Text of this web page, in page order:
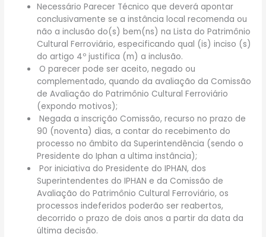
Necessário Parecer Técnico que deverá apontar
conclusivamente se a instância local recomenda ou
não a inclusão do(s) bem(ns) na Lista do Patrimônio
Cultural Ferroviário, especificando qual (is) inciso (s)
do artigo 4º justifica (m) a inclusão.
O parecer pode ser aceito, negado ou
complementado, quando da avaliação da Comissão
de Avaliação do Patrimônio Cultural Ferroviário
(expondo motivos);
Negada a inscrição Comissão, recurso no prazo de
90 (noventa) dias, a contar do recebimento do
processo no âmbito da Superintendência (sendo o
Presidente do Iphan a ultima instância);
Por iniciativa do Presidente do IPHAN, dos
Superintendentes do IPHAN e da Comissão de
Avaliação do Patrimônio Cultural Ferroviário, os
processos indeferidos poderão ser reabertos,
decorrido o prazo de dois anos a partir da data da
última decisão.